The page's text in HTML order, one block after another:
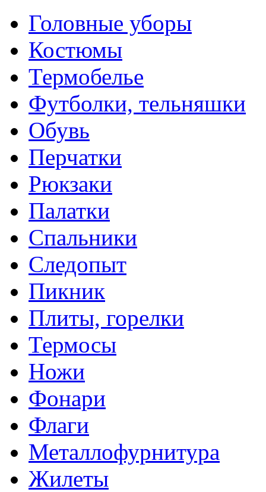
Головные уборы
Костюмы
Термобелье
Футболки, тельняшки
Обувь
Перчатки
Рюкзаки
Палатки
Спальники
Следопыт
Пикник
Плиты, горелки
Термосы
Ножи
Фонари
Флаги
Металлофурнитура
Жилеты